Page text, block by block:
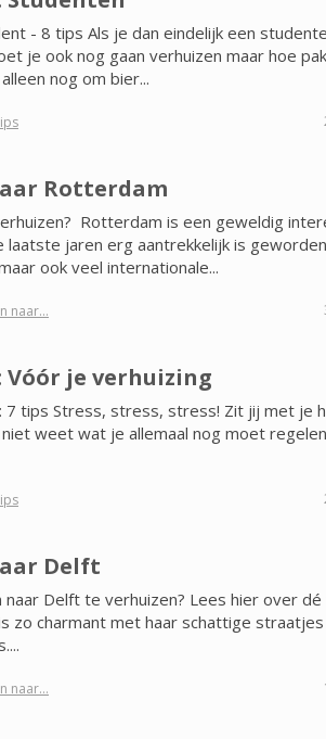
- 8 tips Als je dan eindelijk een
je ook nog gaan verhuizen maar hoe
nog om bier...
Rotterdam
Rotterdam is een geweldig
laatste jaren erg aantrekkelijk is
ook veel internationale...
naar...
Vóór je verhuizing
7 tips Stress, stress, stress! Zit jij met je
weet wat je allemaal nog moet
Delft
naar Delft te verhuizen? Lees hier over
zo charmant met haar schattige straatjes
naar...